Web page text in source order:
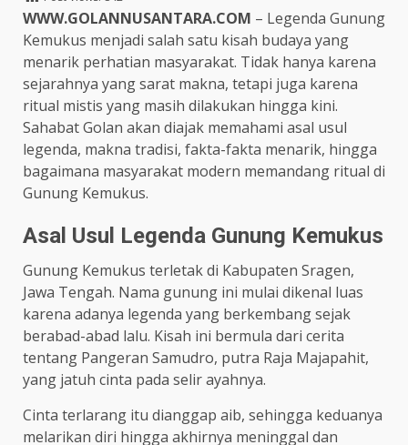
WWW.GOLANNUSANTARA.COM – Legenda Gunung
Kemukus menjadi salah satu kisah budaya yang
menarik perhatian masyarakat. Tidak hanya karena
sejarahnya yang sarat makna, tetapi juga karena
ritual mistis yang masih dilakukan hingga kini.
Sahabat Golan akan diajak memahami asal usul
legenda, makna tradisi, fakta-fakta menarik, hingga
bagaimana masyarakat modern memandang ritual di
Gunung Kemukus.
Asal Usul Legenda Gunung Kemukus
Gunung Kemukus terletak di Kabupaten Sragen,
Jawa Tengah. Nama gunung ini mulai dikenal luas
karena adanya legenda yang berkembang sejak
berabad-abad lalu. Kisah ini bermula dari cerita
tentang Pangeran Samudro, putra Raja Majapahit,
yang jatuh cinta pada selir ayahnya.
Cinta terlarang itu dianggap aib, sehingga keduanya
melarikan diri hingga akhirnya meninggal dan